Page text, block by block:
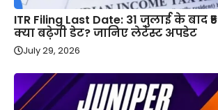
ITR Filing Last Date: 31 जुलाई के बाद
क्या बढ़ेगी डेट? जानिए लेटेस्ट अपडेट
July 29, 2026